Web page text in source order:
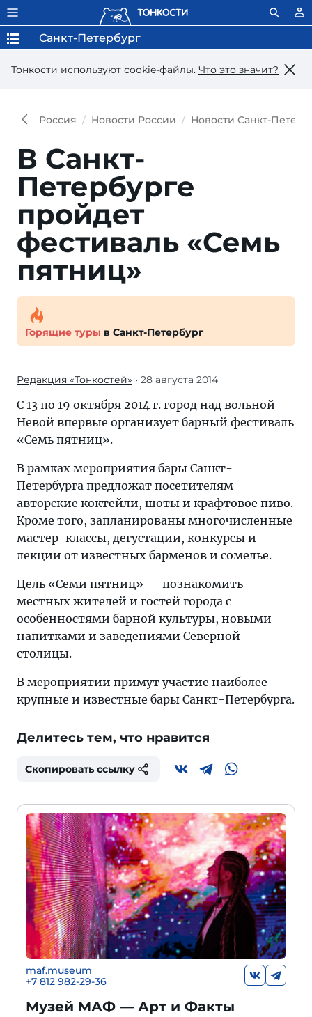
Тонкости используют сookie-файлы. Что это значит?
Санкт-Петербург
Россия Новости России Новости Санкт-
В Санкт-
Петербурге
пройдет
фестиваль «Семь
пятниц»
Горящие туры в Санкт-Петербург
Редакция «Тонкостей» • 28 августа 2014
С 13 по 19 октября 2014 г. город над вольной
Невой впервые организует барный фестиваль
«Семь пятниц».
В рамках мероприятия бары Санкт-
Петербурга предложат посетителям
авторские коктейли, шоты и крафтовое пиво.
Кроме того, запланированы многочисленные
мастер-классы, дегустации, конкурсы и
лекции от известных барменов и сомелье.
Цель «Семи пятниц» — познакомить
местных жителей и гостей города с
особенностями барной культуры, новыми
напитками и заведениями Северной
столицы.
В мероприятии примут участие наиболее
крупные и известные бары Санкт-Петербурга.
Делитесь тем, что нравится
Скопировать ссылку
maf.museum
+7 812 982-29-36
Музей МАФ — Арт и Факты